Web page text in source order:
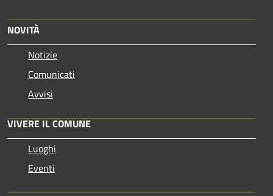
NOVITÀ
Notizie
Comunicati
Avvisi
VIVERE IL COMUNE
Luoghi
Eventi